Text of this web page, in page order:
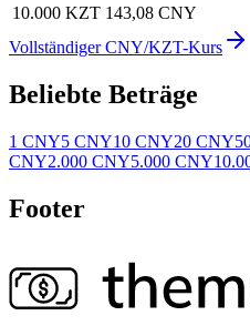
10.000 KZT 143,08 CNY
Vollständiger CNY/KZT-Kurs
Beliebte Beträge
1 CNY5 CNY10 CNY20 CNY
CNY2.000 CNY5.000 CNY
Footer